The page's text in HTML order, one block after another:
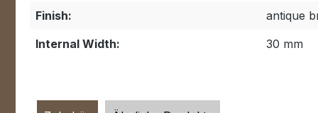
Finish:
antique
Internal Width:
30 mm